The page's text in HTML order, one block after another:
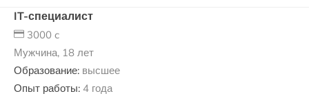
IT-специалист
3000 c
Мужчина, 18 лет
Образование: высшее
Опыт работы: 4 года